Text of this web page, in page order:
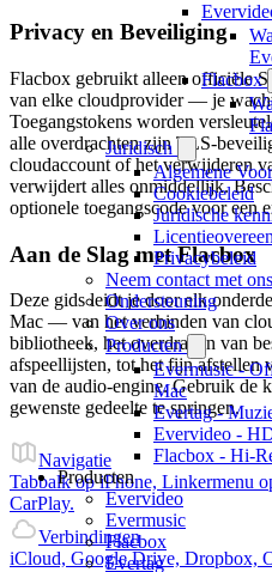
Flacbox
Juridisch
Algemene
Cookiebeleid
Juridische
Privacybeleid
Neem contact met
Ondersteuning
Over ons
Producten
Evermusic -
Mac
Evertag -
Evervideo -
Flacbox - Hi-
Producten
Evervideo
Evermusic
Flacbox
Evertag
Privacy en Beveiliging
Flacbox gebruikt alleen officiële
van elke cloudprovider — je
Toegangstokens worden
alle overdrachten zijn TLS-
cloudaccount of het verwijderen
verwijdert alles onmiddellijk.
optionele toegangscode voor een
Aan de Slag met Flacbox
Deze gids leidt je door elk
Mac — van het verbinden van
bibliotheek, het overdragen van
afspeellijsten, tot het fijn afstellen
van de audio-engine. Gebruik de
gewenste gedeelte te springen.
Navigatie
Tabbalk op iPhone, Linkermenu
CarPlay.
Verbindingen
iCloud, Google Drive, Dropbox,